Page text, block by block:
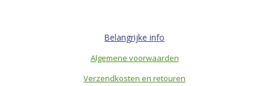
Belangrijke info
Algemene voorwaarden
Verzendkosten en retouren